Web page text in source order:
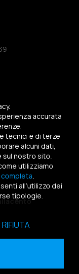
Policy
accurata
tecnici e di terze
alcuni dati,
sul nostro sito.
utilizziamo
completa.
all’utilizzo dei
tipologie.
RIFIUTA